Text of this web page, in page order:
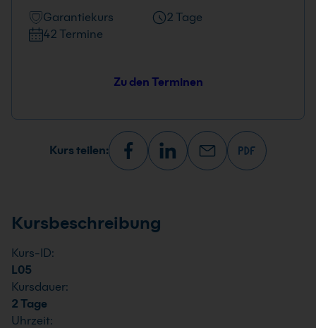
Garantiekurs
2 Tage
42 Termine
Zu den Terminen
Kurs teilen:
Kursbeschreibung
Kurs-ID:
L05
Kursdauer:
2 Tage
Uhrzeit: